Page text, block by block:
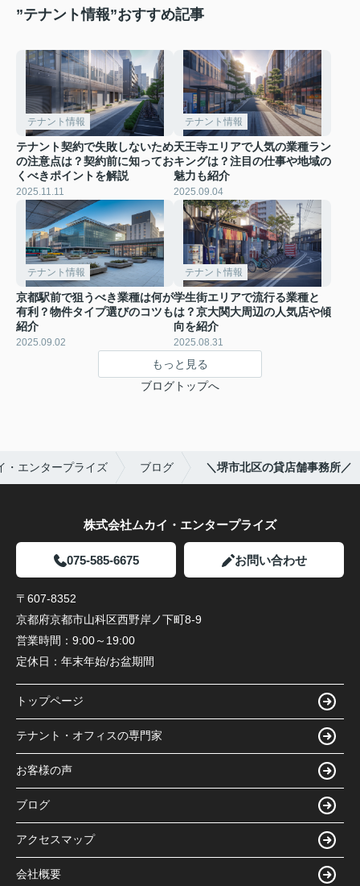
”テナント情報”おすすめ記事
テナント情報
テナント契約で失敗しないため
の注意点は？契約前に知ってお
くべきポイントを解説
2025.11.11
テナント情報
天王寺エリアで人気の業種ラン
キングは？注目の仕事や地域の
魅力も紹介
2025.09.04
テナント情報
京都駅前で狙うべき業種は何が
有利？物件タイプ選びのコツも
紹介
2025.09.02
テナント情報
学生街エリアで流行る業種と
は？京大関大周辺の人気店や傾
向を紹介
2025.08.31
もっと見る
ブログトップへ
・エンタープライズ ブログ ＼堺市北区の貸店舗事務所／
株式会社ムカイ・エンタープライズ
075-585-6675 お問い合わせ
〒607-8352
京都府京都市山科区西野岸ノ下町8-9
営業時間： 9:00～19:00
定休日： 年末年始/お盆期間
トップページ
テナント・オフィスの専門家
お客様の声
ブログ
アクセスマップ
会社概要